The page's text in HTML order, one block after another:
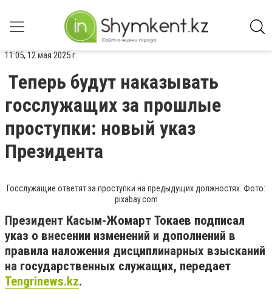
11:05, 12 мая 2025 г.
Теперь будут наказывать
госслужащих за прошлые
проступки: новый указ
Президента
Госслужащие ответят за проступки на предыдущих должностях. Фото:
pixabay.com
Президент Касым-Жомарт Токаев подписал
указ о внесении изменений и дополнений в
правила наложения дисциплинарных взысканий
на государственных служащих, передает
Tengrinews.kz.